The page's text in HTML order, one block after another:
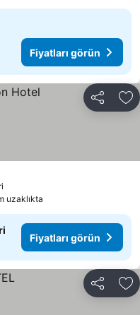
Fiyatları görün
Paylaş
uzaklıkta
Fiyatları görün
Paylaş